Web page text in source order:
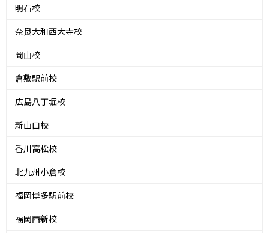
明石校
奈良大和西大寺校
岡山校
倉敷駅前校
広島八丁堀校
新山口校
香川高松校
北九州小倉校
福岡博多駅前校
福岡西新校